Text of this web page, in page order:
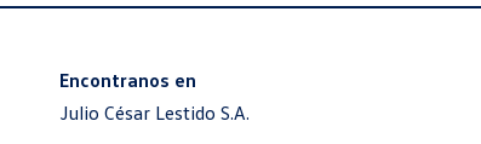
Encontranos en
Julio César Lestido S.A.